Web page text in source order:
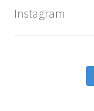
Instagram